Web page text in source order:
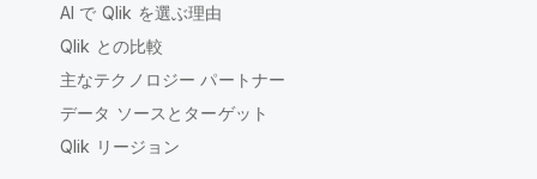
AI で Qlik を選ぶ理由
Qlik との比較
主なテクノロジー パートナー
データ ソースとターゲット
Qlik リージョン